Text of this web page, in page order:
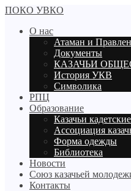
ПОКО УВКО
О нас
Атаман и
Документы
КАЗАЧЬИ
История УКВ
Символика
РПЦ
Образование
Казачьи
Ассоциация
Форма одежды
Библиотека
Новости
Союз казачьей
Контакты